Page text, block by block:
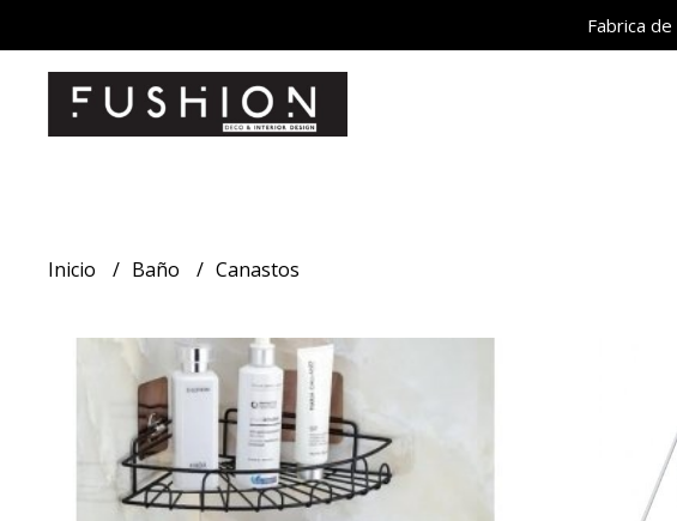
Fabrica
Inicio Baño Canastos